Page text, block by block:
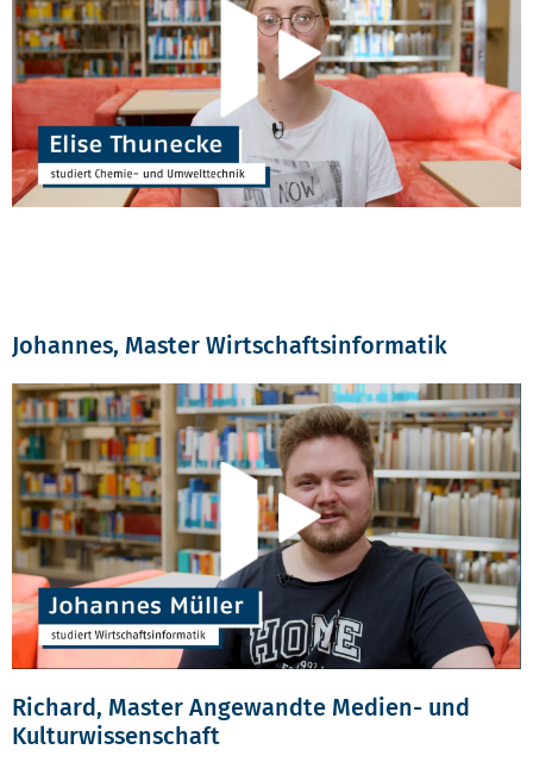
Johannes, Master Wirtschaftsinformatik
Richard, Master Angewandte Medien- und
Kulturwissenschaft